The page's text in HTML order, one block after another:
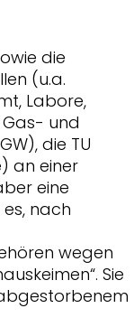
die
(u.a.
Labore,
und
die TU
an einer
eine
nach
wegen
Sie